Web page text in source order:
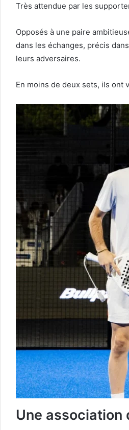
Très attendue par les
Opposés à une paire
dans les échanges, précis
leurs adversaires.
En moins de deux sets, ils
Une association